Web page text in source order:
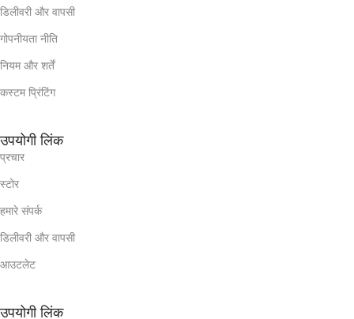
डिलीवरी और वापसी
गोपनीयता नीति
नियम और शर्तें
कस्टम प्रिंटिंग
उपयोगी लिंक
प्रचार
स्टोर
हमारे संपर्क
डिलीवरी और वापसी
आउटलेट
उपयोगी लिंक